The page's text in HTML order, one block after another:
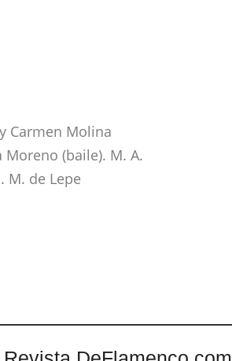
Carmen Molina
(baile). M. A.
M. de Lepe